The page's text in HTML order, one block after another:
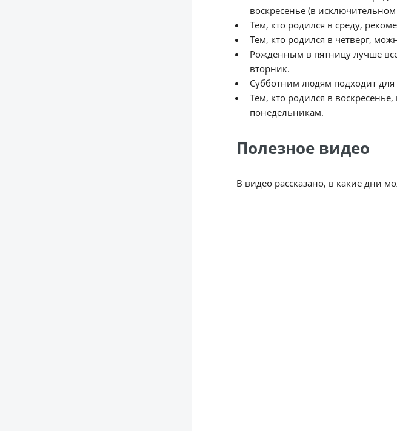
воскресенье (в
Тем, кто родился в среду,
Тем, кто родился в четверг,
Рожденным в пятницу лучше
вторник.
Субботним людям подходит
Тем, кто родился в
понедельникам.
Полезное видео
В видео рассказано, в какие дни